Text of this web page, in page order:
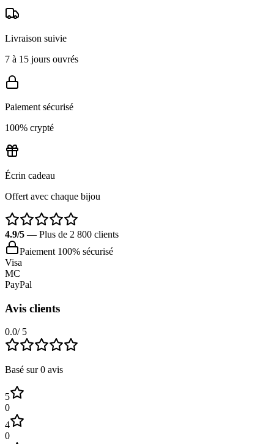
Livraison suivie
7 à 15 jours ouvrés
Paiement sécurisé
100% crypté
Écrin cadeau
Offert avec chaque bijou
4.9/5 — Plus de 2 800 clients
Paiement 100% sécurisé
Visa
MC
PayPal
Avis clients
0.0/ 5
Basé sur0 avis
5
0
4
0